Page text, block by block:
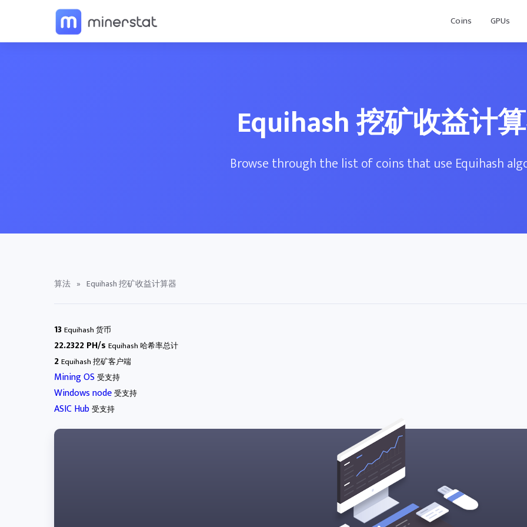
Coins GPUs
Equihash 挖矿收益计
Browse through the list of coins that use Equihash
算法 » Equihash 挖矿收益计算器
13Equihash 货币
22.2322 PH/s Equihash 哈希率总计
2Equihash 挖矿客户端
Mining OS 受支持
Windows node受支持
ASIC Hub 受支持